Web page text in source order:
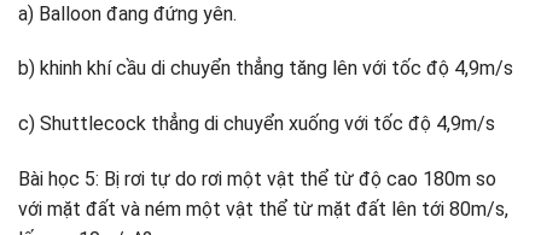
a) Balloon đang đứng yên.
b) khinh khí cầu di chuyển thẳng tăng lên với tốc độ 4,9m/s
c) Shuttlecock thẳng di chuyển xuống với tốc độ 4,9m/s
Bài học 5: Bị rơi tự do rơi một vật thể từ độ cao 180m so
với mặt đất và ném một vật thể từ mặt đất lên tới 80m/s,